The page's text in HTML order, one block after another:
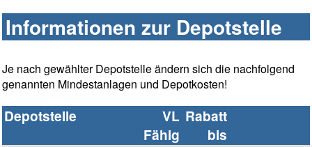
Informationen zur Depotstelle
Je nach gewählter Depotstelle ändern sich die nachfolgend
genannten Mindestanlagen und Depotkosten!
Depotstelle
VL
Fähig
Rabatt
bis